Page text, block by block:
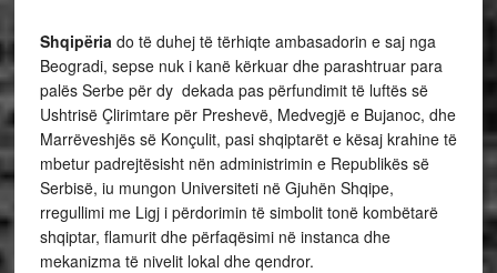
Shqipëria do të duhej të tërhiqte ambasadorin e saj nga
Beogradi, sepse nuk i kanë kërkuar dhe parashtruar para
palës Serbe për dy dekada pas përfundimit të luftës së
Ushtrisë Çlirimtare për Preshevë, Medvegjë e Bujanoc, dhe
Marrëveshjës së Konçulit, pasi shqiptarët e kësaj krahine të
mbetur padrejtësisht nën administrimin e Republikës së
Serbisë, iu mungon Universiteti në Gjuhën Shqipe,
rregullimi me Ligj i përdorimin të simbolit tonë kombëtarë
shqiptar, flamurit dhe përfaqësimi në instanca dhe
mekanizma të nivelit lokal dhe qendror.